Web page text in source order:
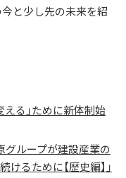
と少し先の未来を紹
える」ために新体制始
ループが建設産業の
けるために【歴史編】」